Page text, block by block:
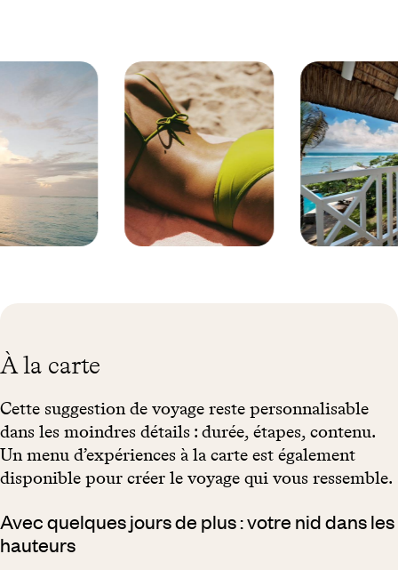
manquera pas de faire un détour par le centre de bien-être, installé
à même la plage, pour profiter d'un massage relaxant. Si, au cours
de la semaine, des envies soudaines surgissaient, comme
prolonger votre séjour sur les hauteurs de l'île par exemple, il
suffirait d'en informernotre concierge francophone sur
place. Enfin, sachez que si vous souhaitiez partager ce séjour avec
vos bambins, cela serait tout à fait faisable. La structure et les
activités sont ici adaptées aux goûts et envies de toute la famille.
À la carte
Cette suggestion de voyage reste personnalisable
dans les moindres détails : durée, étapes, contenu.
Un menu d’expériences à la carte est également
disponible pour créer le voyage qui vous ressemble.
Avec quelques jours de plus : votre nid dans les
hauteurs